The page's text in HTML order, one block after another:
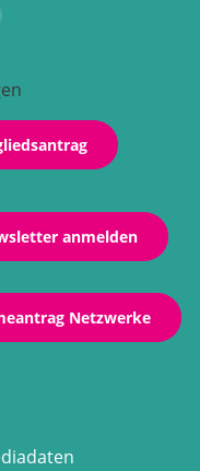
auf:
anmelden
Netzwerke